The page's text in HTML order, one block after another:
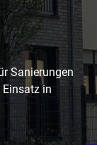
Sanierungen
in